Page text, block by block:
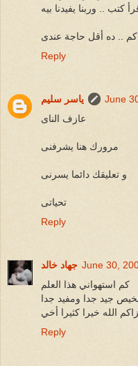
كتب .. وربنا يفيدنا بيه
.. ده أقل حاجة عندى
Reply
ياسر سليم
June
عازف الناى
مرورك هنا يشرفنى
و تعليقك دائما يسرنى
تحياتى
Reply
جهاد خالد June 30,
كم استهواني هذا العلم
جيد جدا ومفيد جدا
الله خيرا كثيرا أخي
Reply